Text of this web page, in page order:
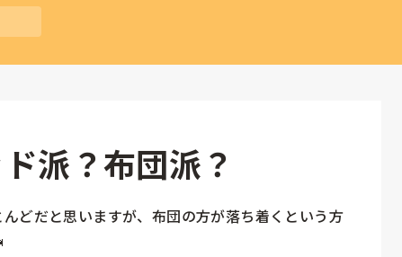
派？布団派？
どだと思いますが、布団の方が落ち着くという方